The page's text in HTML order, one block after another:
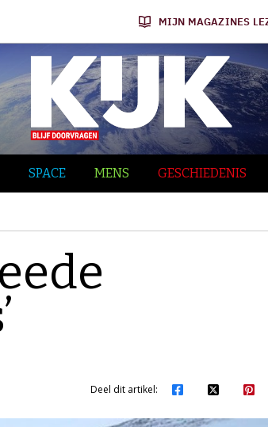
MIJN MAGAZINES
SPACE MENS GESCHIEDENIS
Deel dit artikel: